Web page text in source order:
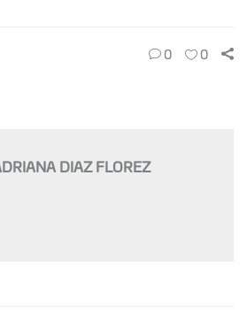
0 0
DIAZ FLOREZ